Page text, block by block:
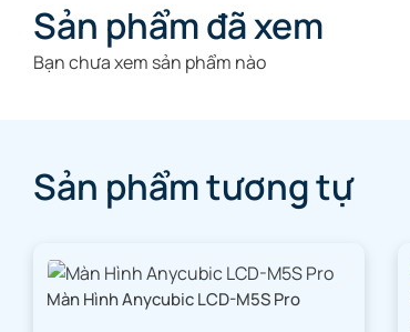
Sản phẩm đã xem
Bạn chưa xem sản phẩm nào
Sản phẩm tương tự
Màn Hình Anycubic LCD-M5S Pro